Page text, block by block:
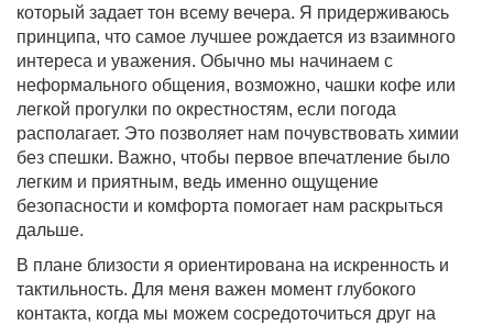
который задает тон всему вечера. Я придерживаюсь
принципа, что самое лучшее рождается из взаимного
интереса и уважения. Обычно мы начинаем с
неформального общения, возможно, чашки кофе или
легкой прогулки по окрестностям, если погода
располагает. Это позволяет нам почувствовать химии
без спешки. Важно, чтобы первое впечатление было
легким и приятным, ведь именно ощущение
безопасности и комфорта помогает нам раскрыться
дальше.
В плане близости я ориентирована на искренность и
тактильность. Для меня важен момент глубокого
контакта, когда мы можем сосредоточиться друг на